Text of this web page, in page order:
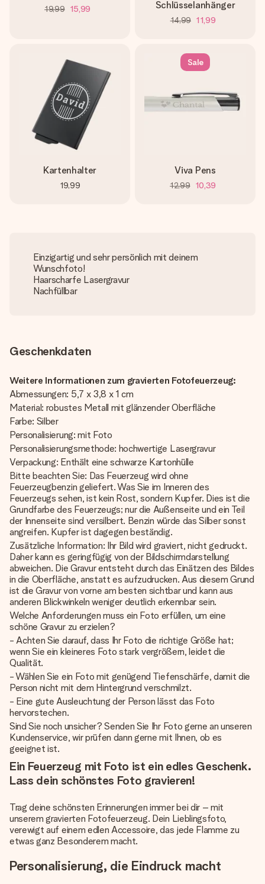
19,99 15,99 Schlüsselanhänger
14,99 11,99
Kartenhalter
19,99
Sale
Viva Pens
12,99 10,39
Einzigartig und sehr persönlich mit deinem
Wunschfoto!
Haarscharfe Lasergravur
Nachfüllbar
Geschenkdaten
Weitere Informationen zum gravierten Fotofeuerzeug:
Abmessungen: 5,7 x 3,8 x 1 cm
Material: robustes Metall mit glänzender Oberfläche
Farbe: Silber
Personalisierung: mit Foto
Personalisierungsmethode: hochwertige Lasergravur
Verpackung: Enthält eine schwarze Kartonhülle
Bitte beachten Sie: Das Feuerzeug wird ohne
Feuerzeugbenzin geliefert. Was Sie im Inneren des
Feuerzeugs sehen, ist kein Rost, sondern Kupfer. Dies ist die
Grundfarbe des Feuerzeugs; nur die Außenseite und ein Teil
der Innenseite sind versilbert. Benzin würde das Silber sonst
angreifen. Kupfer ist dagegen beständig.
Zusätzliche Information: Ihr Bild wird graviert, nicht gedruckt.
Daher kann es geringfügig von der Bildschirmdarstellung
abweichen. Die Gravur entsteht durch das Einätzen des Bildes
in die Oberfläche, anstatt es aufzudrucken. Aus diesem Grund
ist die Gravur von vorne am besten sichtbar und kann aus
anderen Blickwinkeln weniger deutlich erkennbar sein.
Welche Anforderungen muss ein Foto erfüllen, um eine
schöne Gravur zu erzielen?
- Achten Sie darauf, dass Ihr Foto die richtige Größe hat;
wenn Sie ein kleineres Foto stark vergrößern, leidet die
Qualität.
- Wählen Sie ein Foto mit genügend Tiefenschärfe, damit die
Person nicht mit dem Hintergrund verschmilzt.
- Eine gute Ausleuchtung der Person lässt das Foto
hervorstechen.
Sind Sie noch unsicher? Senden Sie Ihr Foto gerne an unseren
Kundenservice, wir prüfen dann gerne mit Ihnen, ob es
geeignet ist.
Ein Feuerzeug mit Foto ist ein edles Geschenk.
Lass dein schönstes Foto gravieren!
Trag deine schönsten Erinnerungen immer bei dir – mit
unserem gravierten Fotofeuerzeug. Dein Lieblingsfoto,
verewigt auf einem edlen Accessoire, das jede Flamme zu
etwas ganz Besonderem macht.
Personalisierung, die Eindruck macht